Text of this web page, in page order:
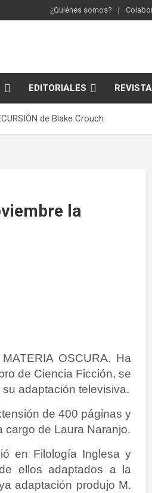
¿Quiénes somos?
EDITORIALES
de Blake Crouch
la
OSCURA. Ha
de Ciencia Ficción, se
adaptación televisiva.
de 400 páginas y
cargo de Laura Naranjo.
en Filología Inglesa y
ellos adaptados a la
adaptación produjo M.